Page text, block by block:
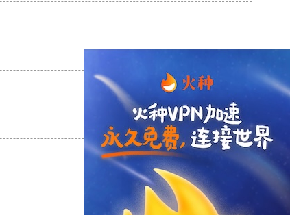
支持 [0] 反对 [0]
支持